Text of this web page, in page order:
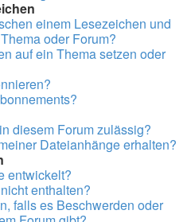
einem Lesezeichen und
oder Forum?
auf ein Thema setzen oder
diesem Forum zulässig?
Dateianhänge erhalten?
entwickelt?
enthalten?
falls es Beschwerden oder